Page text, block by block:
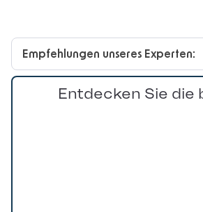
Empfehlungen unseres Experten:
Entdecken Sie die